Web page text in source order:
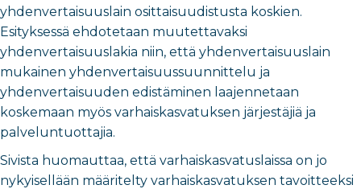
yhdenvertaisuuslain osittaisuudistusta koskien.
Esityksessä ehdotetaan muutettavaksi
yhdenvertaisuuslakia niin, että yhdenvertaisuuslain
mukainen yhdenvertaisuussuunnittelu ja
yhdenvertaisuuden edistäminen laajennetaan
koskemaan myös varhaiskasvatuksen järjestäjiä ja
palveluntuottajia.
Sivista huomauttaa, että varhaiskasvatuslaissa on jo
nykyisellään määritelty varhaiskasvatuksen tavoitteeksi